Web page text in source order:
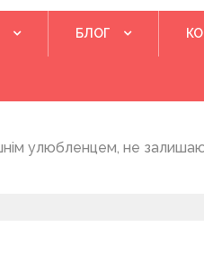
БЛОГ
улюбленцем, не